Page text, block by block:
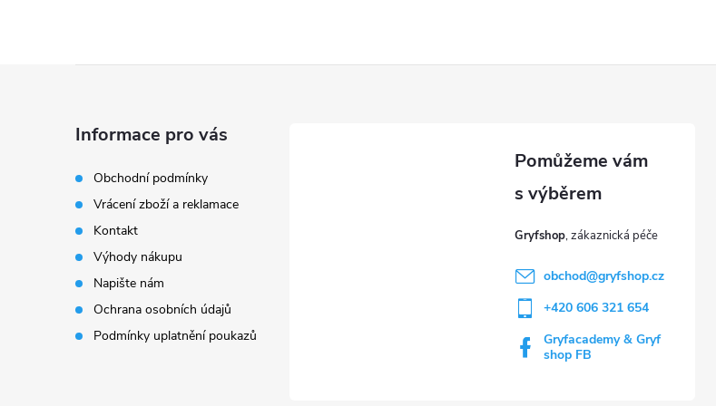
Informace pro vás
Obchodní podmínky
Vrácení zboží a reklamace
Kontakt
Výhody nákupu
Napište nám
Ochrana osobních údajů
Podmínky uplatnění poukazů
Gryfshop
obchod@gryfshop.cz
+420 606 321 654
Gryfacademy & Gryf
shop FB